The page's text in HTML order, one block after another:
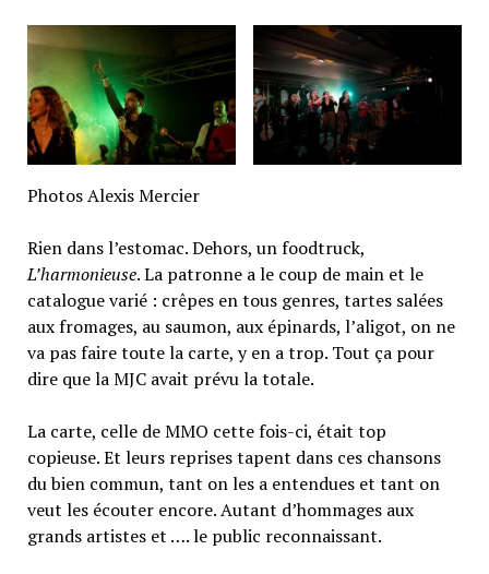
Photos Alexis Mercier
Rien dans l’estomac. Dehors, un foodtruck,
L’harmonieuse. La patronne a le coup de main et le
catalogue varié : crêpes en tous genres, tartes salées
aux fromages, au saumon, aux épinards, l’aligot, on ne
va pas faire toute la carte, y en a trop. Tout ça pour
dire que la MJC avait prévu la totale.
La carte, celle de MMO cette fois-ci, était top
copieuse. Et leurs reprises tapent dans ces chansons
du bien commun, tant on les a entendues et tant on
veut les écouter encore. Autant d’hommages aux
grands artistes et …. le public reconnaissant.